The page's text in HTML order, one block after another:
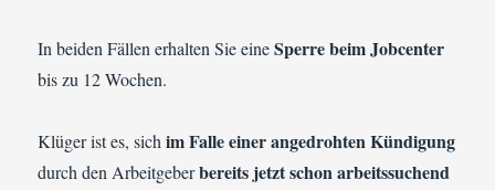
In beiden Fällen erhalten Sie eineSperre beim Jobcenter
bis zu 12 Wochen.
Klüger ist es, sichim Falle einer angedrohten Kündigung
durch den Arbeitgeberbereits jetzt schon arbeitssuchend